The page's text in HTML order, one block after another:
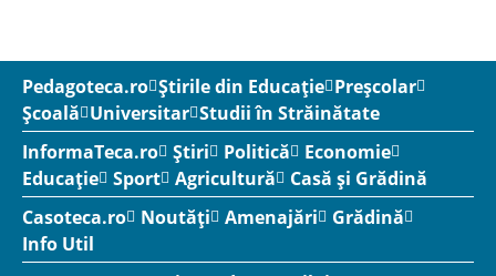
Pedagoteca.ro Știrile din Educație Preșcolar
Școală Universitar Studii în Străinătate
InformaTeca.ro Știri Politică
Economie
Educație Sport Agricultură
Casă și Grădină
Casoteca.ro
Noutăți Amenajări
Grădină
Info Util